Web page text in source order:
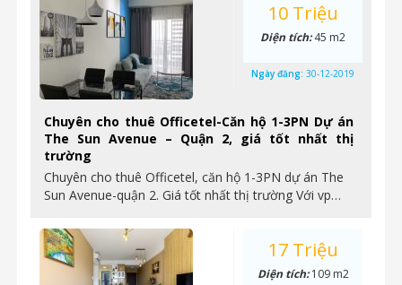
Chuyên cho thuê Officetel-Căn hộ 1-3PN Dự án
The Sun Avenue – Quận 2, giá tốt nhất thị
trường
Chuyên cho thuê Officetel, căn hộ 1-3PN dự án The
Sun Avenue-quận 2. Giá tốt nhất thị trường Với vp…
10 Triệu
Diện tích:45 m2
Ngày đăng: 30-12-2019
17 Triệu
Diện tích:109 m2